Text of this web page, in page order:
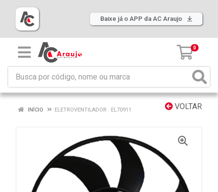
Baixe já o APP da AC Araujo
0
VOLTAR
INÍCIO ELETROVENTILADOR : EL70911